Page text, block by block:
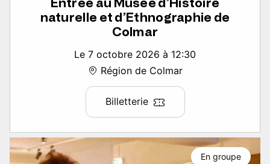
Entrée au Musée d’Histoire
naturelle et d’Ethnographie de
Colmar
Le 7 octobre 2026 à 12:30
Région de Colmar
Billetterie
En groupe